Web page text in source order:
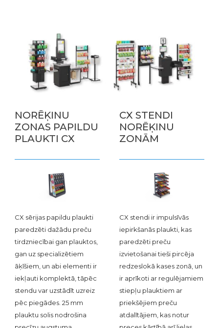
NORĒĶINU
ZONAS PAPILDU
PLAUKTI CX
CX sērijas papildu plaukti
paredzēti dažādu preču
tirdzniecībai gan plauktos,
gan uz specializētiem
āķīšiem, un abi elementi ir
iekļauti komplektā, tāpēc
stendu var uzstādīt uzreiz
pēc piegādes. 25 mm
plauktu solis nodrošina
CX STENDI
NORĒĶINU
ZONĀM
CX stendi ir impulsīvās
iepirkšanās plaukti, kas
paredzēti preču
izvietošanai tieši pircēja
redzeslokā kases zonā, un
ir aprīkoti ar regulējamiem
stiepļu plauktiem ar
priekšējiem preču
atdalītājiem, kas notur